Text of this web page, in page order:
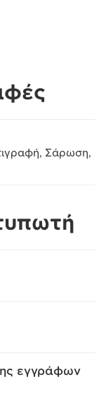
Σάρωση,
εγγράφων